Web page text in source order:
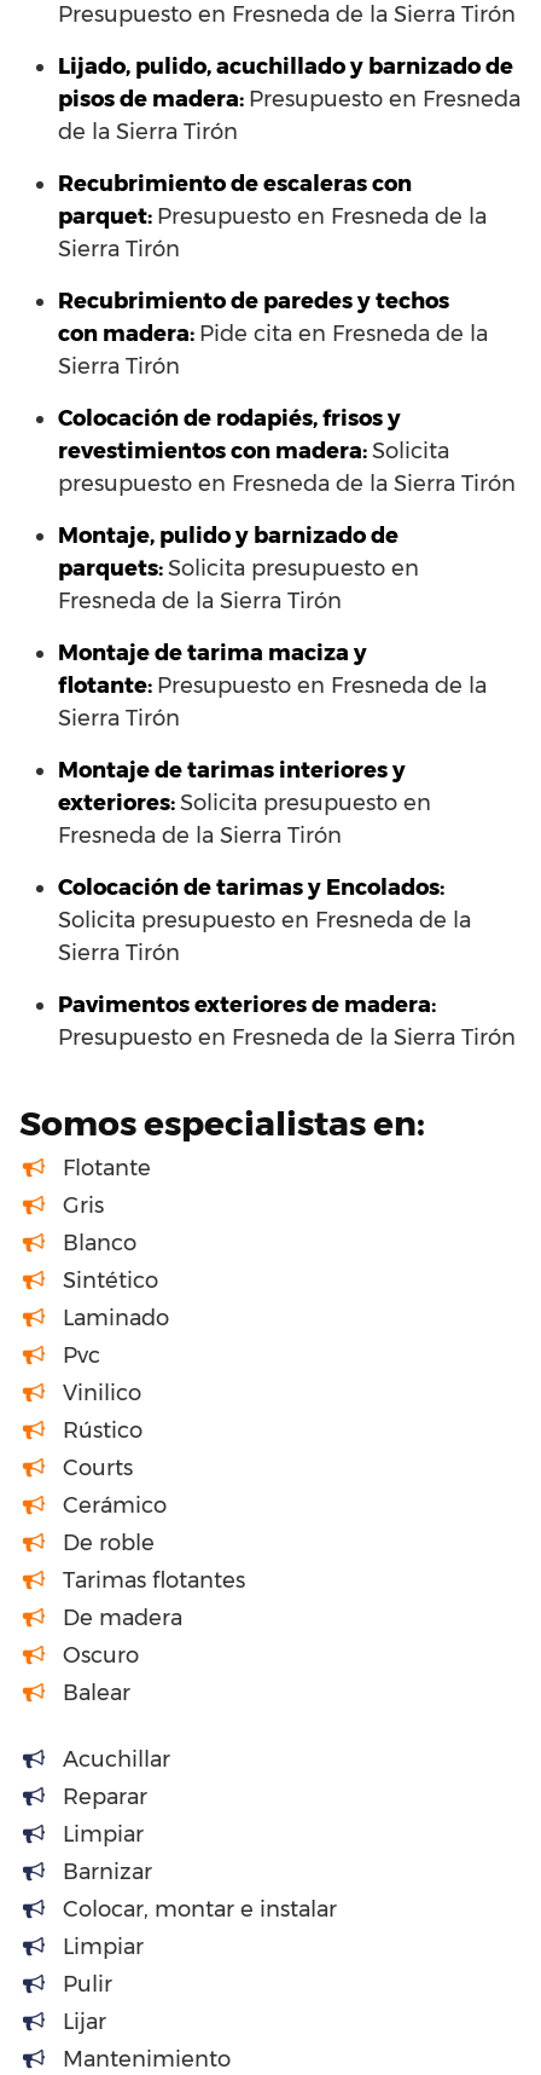
Presupuesto en Fresneda de la Sierra Tirón
Lijado, pulido, acuchillado y barnizado de
pisos de madera: Presupuesto en Fresneda
de la Sierra Tirón
Recubrimiento de escaleras con
parquet: Presupuesto en Fresneda de la
Sierra Tirón
Recubrimiento de paredes y techos
con madera: Pide cita en Fresneda de la
Sierra Tirón
Colocación de rodapiés, frisos y
revestimientos con madera:Solicita
presupuesto en Fresneda de la Sierra Tirón
Montaje, pulido y barnizado de
parquets:Solicita presupuesto en
Fresneda de la Sierra Tirón
Montaje de tarima maciza y
flotante: Presupuesto en Fresneda de la
Sierra Tirón
Montaje de tarimas interiores y
exteriores:Solicita presupuesto en
Fresneda de la Sierra Tirón
Colocación de tarimas y Encolados:
Solicita presupuesto en Fresneda de la
Sierra Tirón
Pavimentos exteriores de madera:
Presupuesto en Fresneda de la Sierra Tirón
Somos especialistas en:
Flotante
Gris
Blanco
Sintético
Laminado
Pvc
Vinilico
Rústico
Courts
Cerámico
De roble
Tarimas flotantes
De madera
Oscuro
Balear
Acuchillar
Reparar
Limpiar
Barnizar
Colocar, montar e instalar
Limpiar
Pulir
Lijar
Mantenimiento